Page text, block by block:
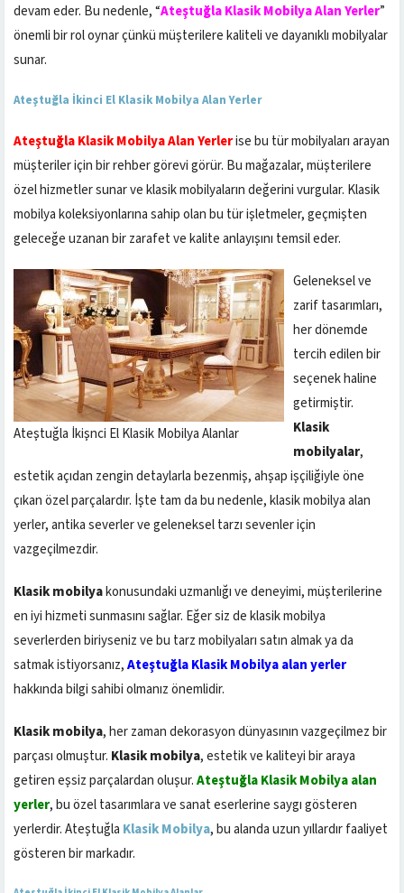
devam eder. Bu nedenle, “Ateştuğla Klasik Mobilya Alan Yerler”
önemli bir rol oynar çünkü müşterilere kaliteli ve dayanıklı mobilyalar
sunar.
Ateştuğla İkinci El Klasik Mobilya Alan Yerler
Ateştuğla Klasik Mobilya Alan Yerlerise bu tür mobilyaları arayan
müşteriler için bir rehber görevi görür. Bu mağazalar, müşterilere
özel hizmetler sunar ve klasik mobilyaların değerini vurgular. Klasik
mobilya koleksiyonlarına sahip olan bu tür işletmeler, geçmişten
geleceğe uzanan bir zarafet ve kalite anlayışını temsil eder.
Ateştuğla İkişnci El Klasik Mobilya Alanlar
Geleneksel ve
zarif tasarımları,
her dönemde
tercih edilen bir
seçenek haline
getirmiştir.
Klasik
mobilyalar,
estetik açıdan zengin detaylarla bezenmiş, ahşap işçiliğiyle öne
çıkan özel parçalardır. İşte tam da bu nedenle, klasik mobilya alan
yerler, antika severler ve geleneksel tarzı sevenler için
vazgeçilmezdir.
Klasik mobilyakonusundaki uzmanlığı ve deneyimi, müşterilerine
en iyi hizmeti sunmasını sağlar. Eğer siz de klasik mobilya
severlerden biriyseniz ve bu tarz mobilyaları satın almak ya da
satmak istiyorsanız,Ateştuğla Klasik Mobilya alan yerler
hakkında bilgi sahibi olmanız önemlidir.
Klasik mobilya, her zaman dekorasyon dünyasının vazgeçilmez bir
parçası olmuştur. Klasik mobilya, estetik ve kaliteyi bir araya
getiren eşsiz parçalardan oluşur.Ateştuğla Klasik Mobilya alan
yerler, bu özel tasarımlara ve sanat eserlerine saygı gösteren
yerlerdir. Ateştuğla Klasik Mobilya, bu alanda uzun yıllardır faaliyet
gösteren bir markadır.